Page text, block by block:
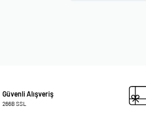
Güvenli Alışveriş
266B SSL